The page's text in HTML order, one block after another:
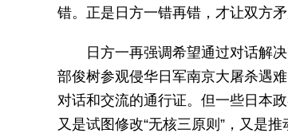
错。正是日方一错再错，才让双方矛
日方一再强调希望通过对话解
部俊树参观侵华日军南京大屠杀遇
对话和交流的通行证。但一些日本
又是试图修改“无核三原则”，又是